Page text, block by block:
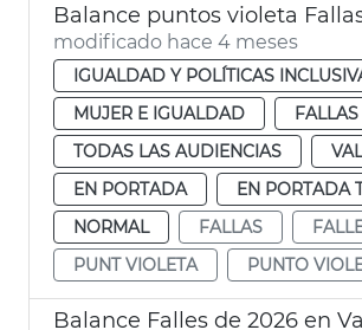
Balance puntos violeta
modificado hace 4 meses
IGUALDAD Y POLÍTICAS
MUJER E IGUALDAD
FALLAS
TODAS LAS AUDIENCIAS
EN PORTADA
EN PORTADA
NORMAL
FALLAS
PUNT VIOLETA
PUNTO
Balance Falles de 2026 en